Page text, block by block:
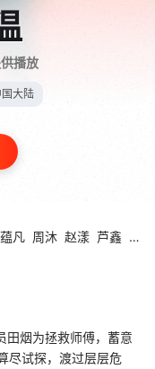
播放
国大陆
凡 周沐 赵漾 芦鑫 丁
田烟为拯救师傅，蓄意
尽试探，渡过层层危